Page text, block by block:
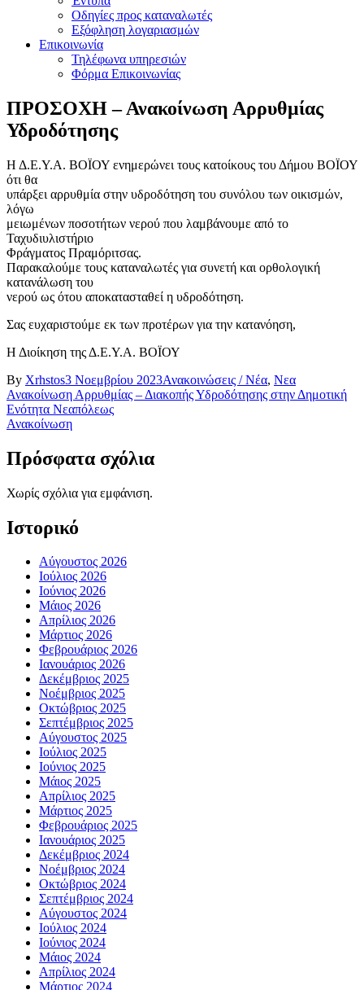
Οδηγίες προς καταναλωτές
Εξόφληση λογαριασμών
Επικοινωνία
Τηλέφωνα υπηρεσιών
Φόρμα Επικοινωνίας
ΠΡΟΣΟΧΗ – Ανακοίνωση Αρρυθμίας
Υδροδότησης
Η Δ.Ε.Υ.Α. ΒΟΪΟΥ ενημερώνει τους κατοίκους του Δήμου ΒΟΪΟΥ
ότι θα
υπάρξει αρρυθμία στην υδροδότηση του συνόλου των οικισμών,
λόγω
μειωμένων ποσοτήτων νερού που λαμβάνουμε από το
Ταχυδιυλιστήριο
Φράγματος Πραμόριτσας.
Παρακαλούμε τους καταναλωτές για συνετή και ορθολογική
κατανάλωση του
νερού ως ότου αποκατασταθεί η υδροδότηση.
Σας ευχαριστούμε εκ των προτέρων για την κατανόηση,
Η Διοίκηση της Δ.Ε.Υ.Α. ΒΟΪΟΥ
By Xrhstos3 Νοεμβρίου 2023Ανακοινώσεις / Νέα, Νεα
Πλοήγηση
άρθρων
Ανακοίνωση Αρρυθμίας – Διακοπής Υδροδότησης στην Δημοτική
Ενότητα Νεαπόλεως
Ανακοίνωση
Πρόσφατα σχόλια
Χωρίς σχόλια για εμφάνιση.
Ιστορικό
Αύγουστος 2026
Ιούλιος 2026
Ιούνιος 2026
Μάιος 2026
Απρίλιος 2026
Μάρτιος 2026
Φεβρουάριος 2026
Ιανουάριος 2026
Δεκέμβριος 2025
Νοέμβριος 2025
Οκτώβριος 2025
Σεπτέμβριος 2025
Αύγουστος 2025
Ιούλιος 2025
Ιούνιος 2025
Μάιος 2025
Απρίλιος 2025
Μάρτιος 2025
Φεβρουάριος 2025
Ιανουάριος 2025
Δεκέμβριος 2024
Νοέμβριος 2024
Οκτώβριος 2024
Σεπτέμβριος 2024
Αύγουστος 2024
Ιούλιος 2024
Ιούνιος 2024
Μάιος 2024
Απρίλιος 2024
Μάρτιος 2024